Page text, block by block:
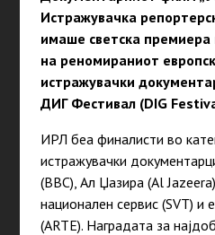
Истражувачка
имаше светска
на реномираниот
истражувачки
ДИГ Фестивал (DIG
ИРЛ беа финалисти во
истражувачки
(BBC), Ал Џазира (Al
национален сервис (SVT) и
(ARTE). Наградата за